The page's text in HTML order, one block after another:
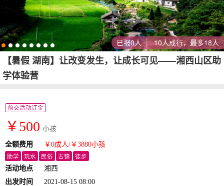
已报0人 10人成行，最多18人
【暑假 湖南】让改变发生，让成长可见——湘西山区助
学体验营
预交活动订金
￥500 小孩
全额费用 ￥0成人/￥3880小孩
助学 玩水 民俗 古镇 徒步
活动地点
湘西
出发时间
2021-08-15 08:00